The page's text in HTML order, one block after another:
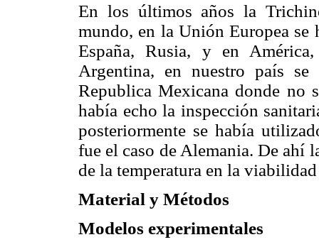
En los últimos años la
mundo, en la Unión Europea se
España, Rusia, y en
Argentina, en nuestro país
Republica Mexicana donde no
había echo la inspección
posteriormente se había
fue el caso de Alemania. De ahí
de la temperatura en la
Material y Métodos
Modelos experimentales